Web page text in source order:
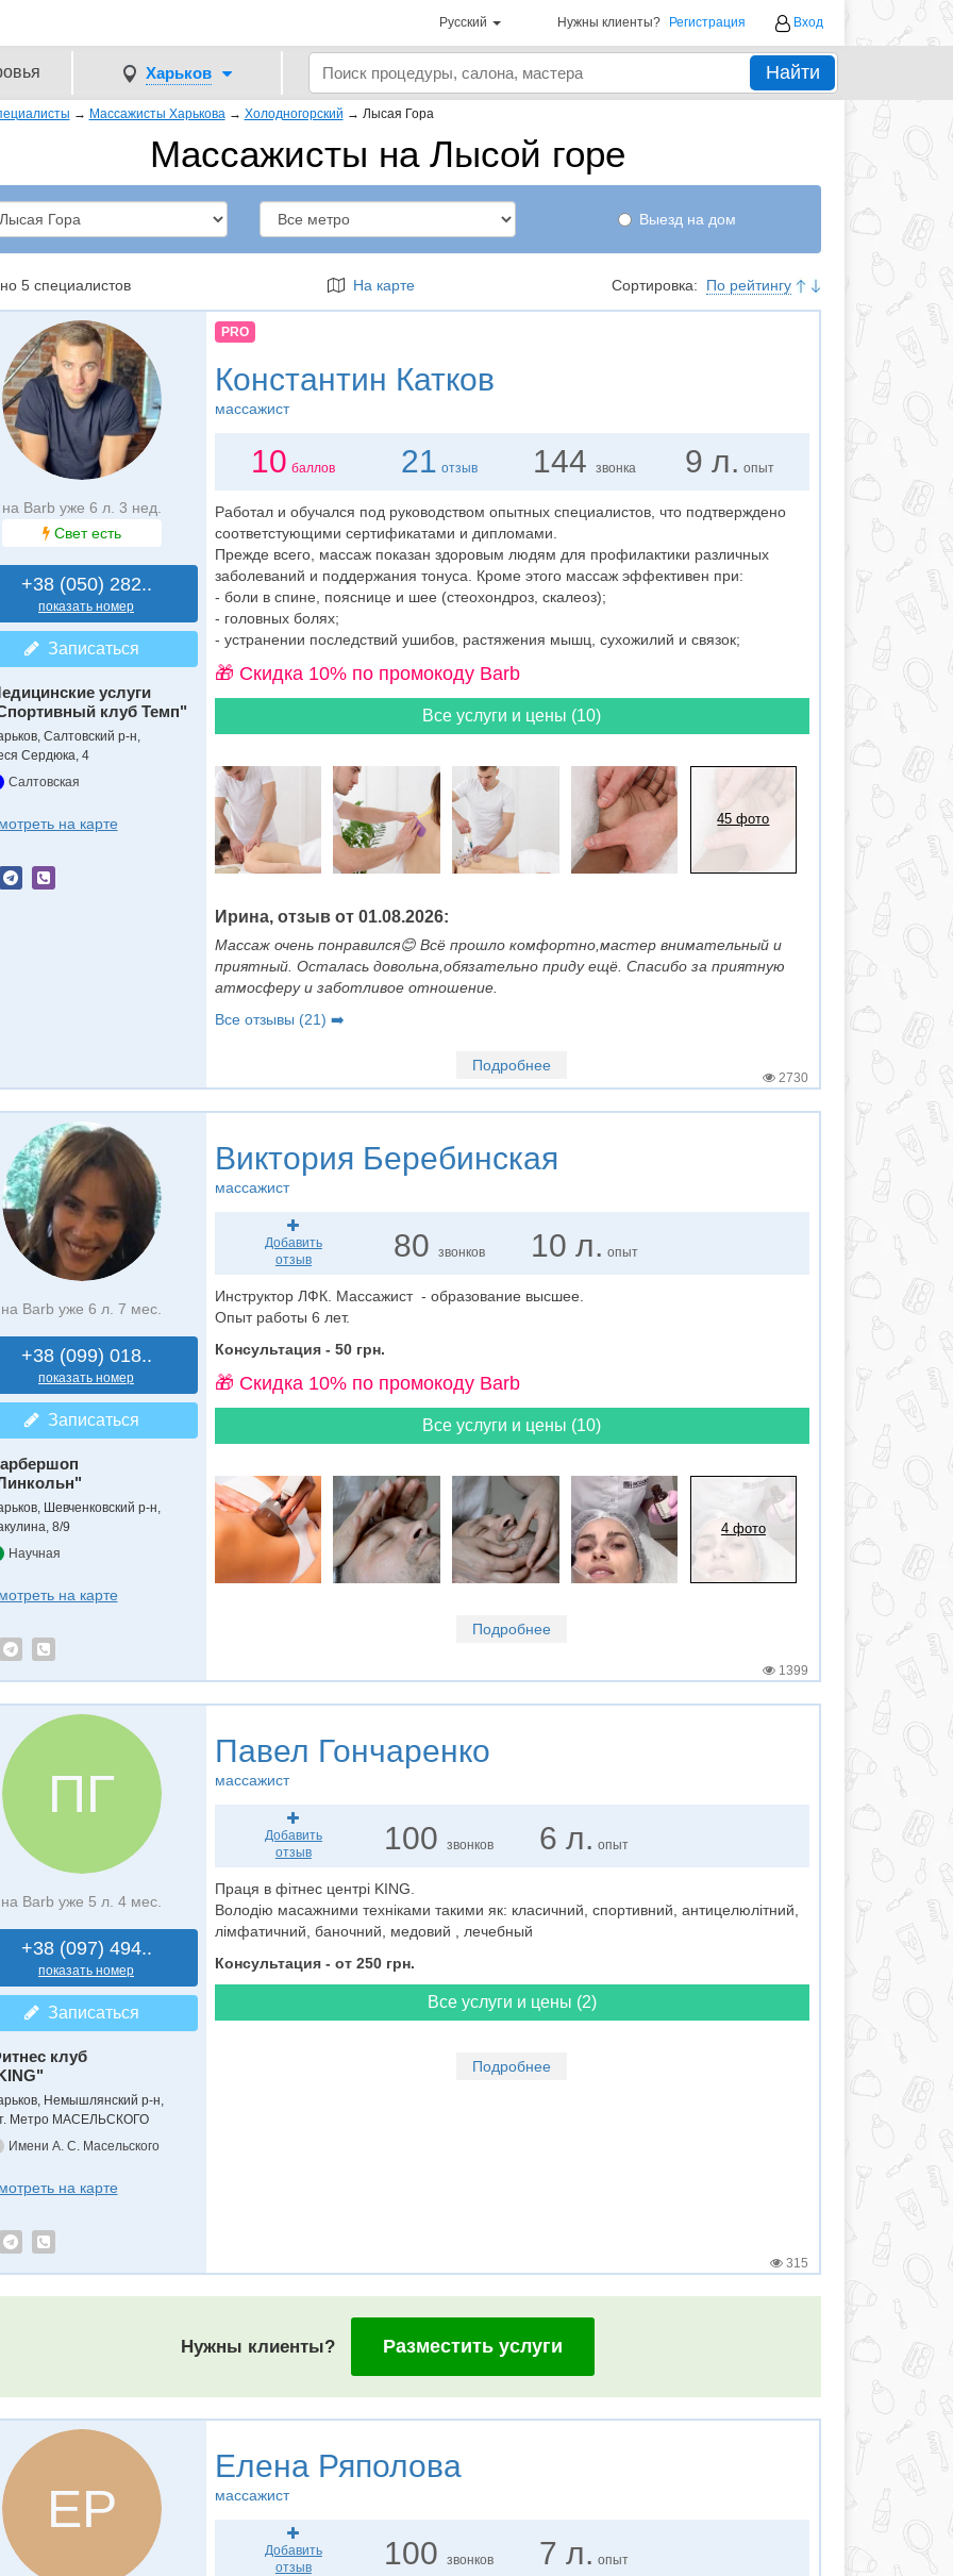
Русский Нужны клиенты? Регистрация Вход
Харьков Найти
→ Массажисты Харькова → Холодногорский → Лысая Гора
Массажисты на Лысой горе
Выезд на дом
5 специалистов На карте Сортировка: По рейтингу
на Barb уже 6 л. 3 нед.
Свет есть
+38 (050) 282..
показать номер
Записаться
услуги
клуб Темп"
Салтовский р-н,
Сердюка, 4
Салтовская
на карте
PRO
Константин Катков
массажист
10 баллов 21 отзыв 144 звонка 9 л. опыт
Работал и обучался под руководством опытных специалистов, что подтверждено
соответстующими сертификатами и дипломами.
Прежде всего, массаж показан здоровым людям для профилактики различных
заболеваний и поддержания тонуса. Кроме этого массаж эффективен при:
- боли в спине, пояснице и шее (стеохондроз, скалеоз);
- головных болях;
- устранении последствий ушибов, растяжения мышц, сухожилий и связок;
🎁 Cкидка 10% по промокоду Barb
Все услуги и цены (10)
45 фото
Ирина, отзыв от 01.08.2026:
Массаж очень понравился😊 Всё прошло комфортно,мастер внимательный и
приятный. Осталась довольна,обязательно приду ещё. Спасибо за приятную
атмосферу и заботливое отношение.
Все отзывы (21) ➡️
Подробнее
2730
на Barb уже 6 л. 7 мес.
+38 (099) 018..
показать номер
Записаться
Шевченковский р-н,
8/9
Научная
на карте
Виктория Беребинская
массажист
Добавить
отзыв
80 звонков 10 л. опыт
Инструктор ЛФК. Массажист - образование высшее.
Опыт работы 6 лет.
Консультация - 50 грн.
🎁 Cкидка 10% по промокоду Barb
Все услуги и цены (10)
4 фото
Подробнее
1399
ПГ
на Barb уже 5 л. 4 мес.
+38 (097) 494..
показать номер
Записаться
клуб
Немышлянский р-н,
Метро МАСЕЛЬСКОГО
Имени А. С. Масельского
на карте
Павел Гончаренко
массажист
Добавить
отзыв
100звонков 6 л. опыт
Праця в фітнес центрі KING.
Володію масажними техніками такими як: класичний, спортивний, антицелюлітний,
лімфатичний, баночний, медовий , лечебный
Консультация - от 250 грн.
Все услуги и цены (2)
Подробнее
315
Нужны клиенты? Разместить услуги
ЕР
Елена Ряполова
массажист
Добавить
отзыв
100звонков 7 л. опыт